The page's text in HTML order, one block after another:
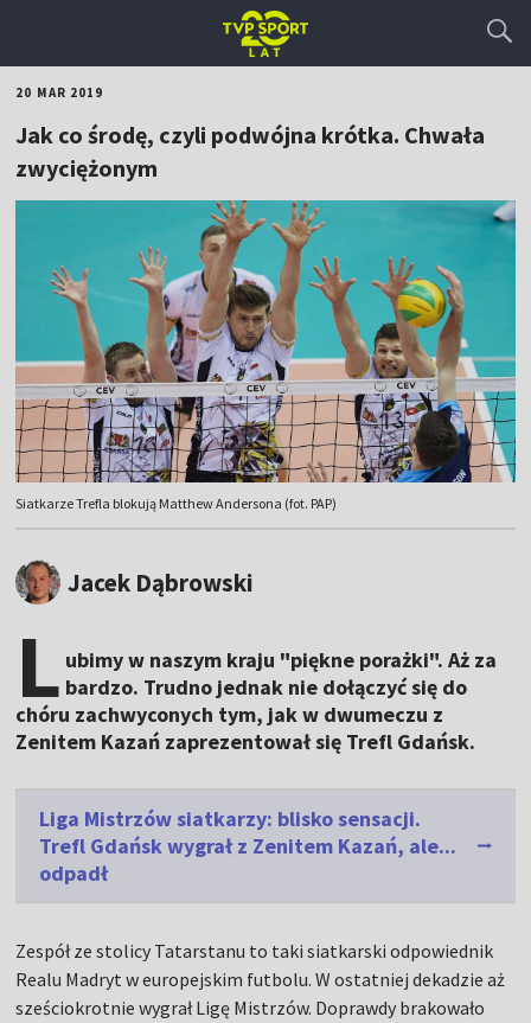
20 MAR 2019
Jak co środę, czyli podwójna krótka. Chwała
zwyciężonym
Siatkarze Trefla blokują Matthew Andersona (fot. PAP)
Jacek Dąbrowski
L ubimy w naszym kraju "piękne porażki". Aż za
bardzo. Trudno jednak nie dołączyć się do
chóru zachwyconych tym, jak w dwumeczu z
Zenitem Kazań zaprezentował się Trefl Gdańsk.
Liga Mistrzów siatkarzy: blisko sensacji.
Trefl Gdańsk wygrał z Zenitem Kazań, ale...
odpadł
Zespół ze stolicy Tatarstanu to taki siatkarski odpowiednik
Realu Madryt w europejskim futbolu. W ostatniej dekadzie aż
sześciokrotnie wygrał Ligę Mistrzów. Doprawdy brakowało